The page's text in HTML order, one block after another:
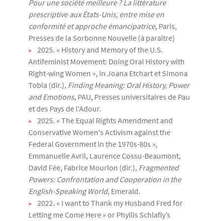
Pour une société meilleure ? La littérature
prescriptive aux États-Unis, entre mise en
conformité et approche émancipatrice, Paris,
Presses de la Sorbonne Nouvelle (à paraître)
2025. « History and Memory of the U.S.
Antifeminist Movement: Doing Oral History with
Right-wing Women », in Joana Etchart et Simona
Tobia (dir.), Finding Meaning: Oral History, Power
and Emotions, PAU, Presses universitaires de Pau
et des Pays de l'Adour.
2025. « The Equal Rights Amendment and
Conservative Women's Activism against the
Federal Government in the 1970s-80s »,
Emmanuelle Avril, Laurence Cossu-Beaumont,
David Fée, Fabrice Mourlon (dir.), Fragmented
Powers: Confrontation and Cooperation in the
English-Speaking World, Emerald.
2022. « I want to Thank my Husband Fred for
Letting me Come Here » or Phyllis Schlafly’s